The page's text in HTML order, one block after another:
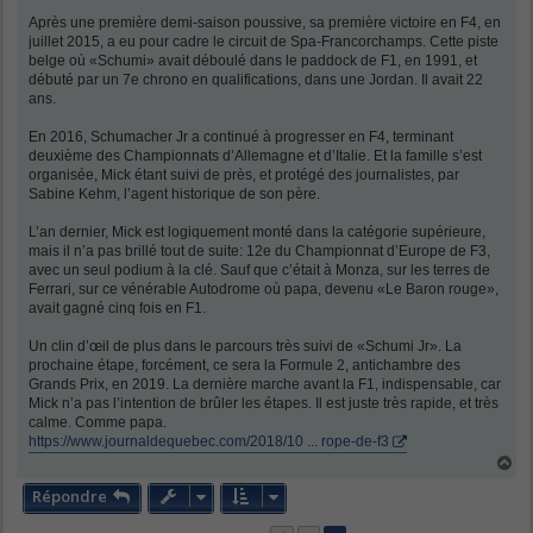
Après une première demi-saison poussive, sa première victoire en F4, en
juillet 2015, a eu pour cadre le circuit de Spa-Francorchamps. Cette piste
belge où «Schumi» avait déboulé dans le paddock de F1, en 1991, et
débuté par un 7e chrono en qualifications, dans une Jordan. Il avait 22
ans.
En 2016, Schumacher Jr a continué à progresser en F4, terminant
deuxième des Championnats d’Allemagne et d’Italie. Et la famille s’est
organisée, Mick étant suivi de près, et protégé des journalistes, par
Sabine Kehm, l’agent historique de son père.
L’an dernier, Mick est logiquement monté dans la catégorie supérieure,
mais il n’a pas brillé tout de suite: 12e du Championnat d’Europe de F3,
avec un seul podium à la clé. Sauf que c’était à Monza, sur les terres de
Ferrari, sur ce vénérable Autodrome où papa, devenu «Le Baron rouge»,
avait gagné cinq fois en F1.
Un clin d’œil de plus dans le parcours très suivi de «Schumi Jr». La
prochaine étape, forcément, ce sera la Formule 2, antichambre des
Grands Prix, en 2019. La dernière marche avant la F1, indispensable, car
Mick n’a pas l’intention de brûler les étapes. Il est juste très rapide, et très
calme. Comme papa.
https://www.journaldequebec.com/2018/10 ... rope-de-f3
Répondre